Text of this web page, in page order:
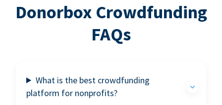
Donorbox Crowdfunding
FAQs
What is the best crowdfunding
platform for nonprofits?